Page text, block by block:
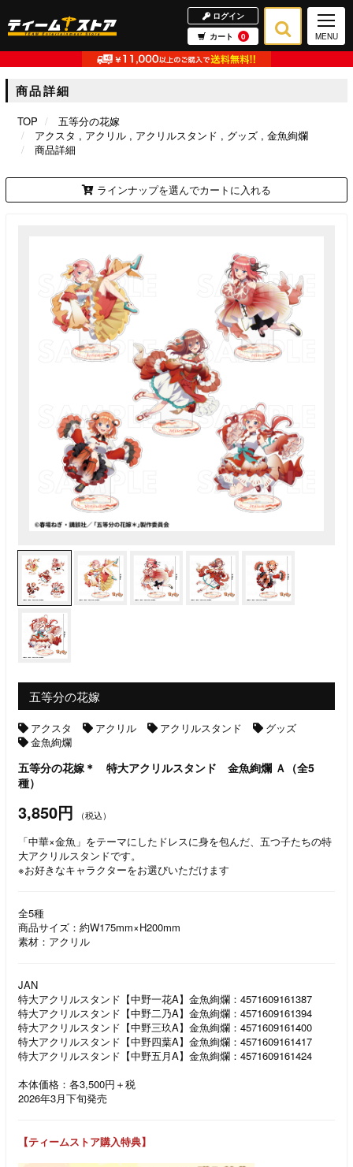
ログイン
カート
0 MENU
商品詳細
TOP
五等分の花嫁
アクスタ
アクリル アクリルスタンド グッズ
金魚絢爛
商品詳細
ラインナップを選んでカートに入れる
五等分の花嫁
アクスタ アクリル アクリルスタンド
グッズ
金魚絢爛
五等分の花嫁＊ 特大アクリルスタンド 金魚絢爛 Ａ（全5
種）
3,850円 （税込）
「中華×金魚」をテーマにしたドレスに身を包んだ、五つ子たちの特
大アクリルスタンドです。
※お好きなキャラクターをお選びいただけます
全5種
商品サイズ：約W175mm×H200mm
素材：アクリル
JAN
特大アクリルスタンド【中野一花A】金魚絢爛：4571609161387
特大アクリルスタンド【中野二乃A】金魚絢爛：4571609161394
特大アクリルスタンド【中野三玖A】金魚絢爛：4571609161400
特大アクリルスタンド【中野四葉A】金魚絢爛：4571609161417
特大アクリルスタンド【中野五月A】金魚絢爛：4571609161424
本体価格：各3,500円＋税
2026年3月下旬発売
【ティームストア購入特典】